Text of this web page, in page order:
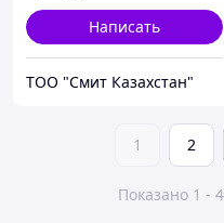
Написать
ТОО "Смит Казахстан"
1 2
Показано 1 -